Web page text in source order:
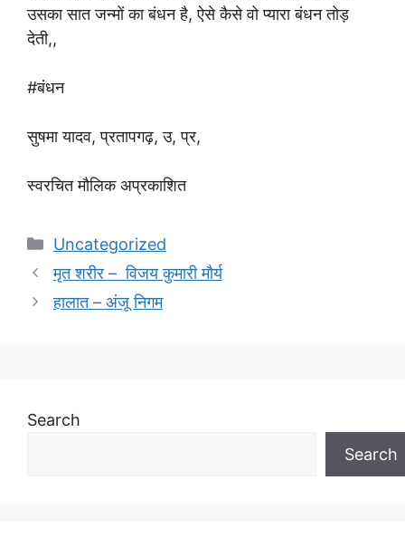
उसका सात जन्मों का बंधन है, ऐसे कैसे वो प्यारा बंधन तोड़
देती,,
#बंधन
सुषमा यादव, प्रतापगढ़, उ, प्र,
स्वरचित मौलिक अप्रकाशित
Categories
Uncategorized
मृत शरीर – विजय कुमारी मौर्य
हालात – अंजू निगम
Search
Search